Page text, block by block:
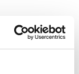
DE-ÖKO-